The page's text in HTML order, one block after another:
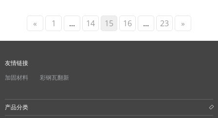
« 1 ... 14 15 16 ... 23 »
友情链接
加固材料
彩钢瓦翻新
产品分类